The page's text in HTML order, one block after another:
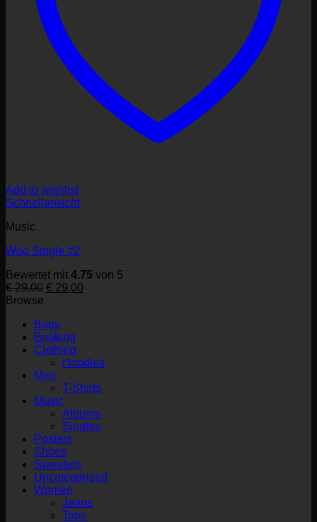
Add to wishlist
Schnellansicht
Music
Woo Single #2
Bewertet mit 4.75 von 5
€29,00 Ursprünglicher
€ 29,00
€ 29,00
Browse
Bags
Booking
Clothing
Hoodies
Men
T-Shirts
Music
Albums
Singles
Posters
Shoes
Sweaters
Uncategorized
Women
Jeans
Tops